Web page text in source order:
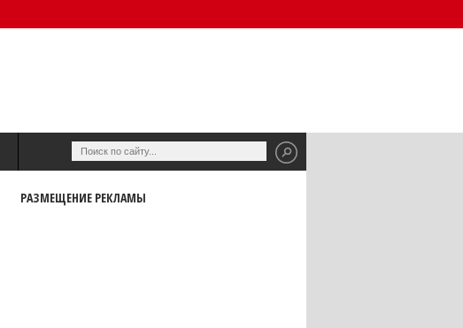
РАЗМЕЩЕНИЕ РЕКЛАМЫ